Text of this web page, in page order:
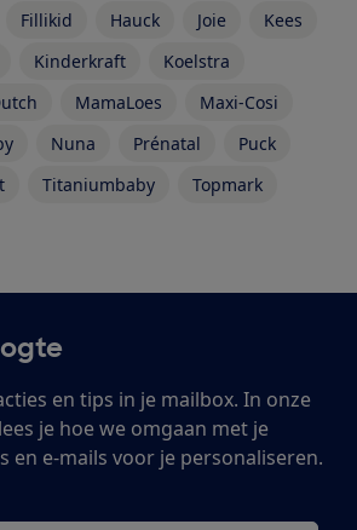
Fillikid Hauck Joie
Kees
Kinderkraft
Koelstra
MamaLoes
Maxi-Cosi
Nuna Prénatal
Puck
Titaniumbaby
Topmark
en tips in je mailbox. In onze
lees je hoe we omgaan met je
en e-mails voor je personaliseren.